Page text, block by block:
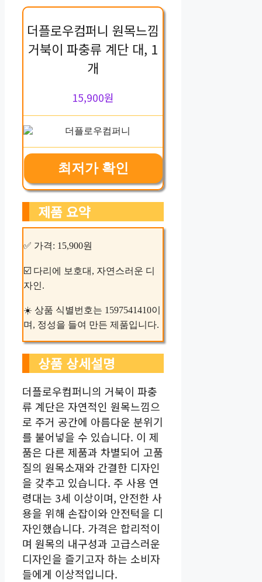
더플로우컴퍼니 원목느낌
거북이 파충류 계단 대, 1
개
15,900원
최저가 확인
제품 요약
✅ 가격: 15,900원
☑️ 다리에 보호대, 자연스러운 디
자인.
☀️ 상품 식별번호는 1597541410이
며, 정성을 들여 만든 제품입니다.
상품 상세설명
더플로우컴퍼니의 거북이 파충
류 계단은 자연적인 원목느낌으
로 주거 공간에 아름다운 분위기
를 불어넣을 수 있습니다. 이 제
품은 다른 제품과 차별되어 고품
질의 원목소재와 간결한 디자인
을 갖추고 있습니다. 주 사용 연
령대는 3세 이상이며, 안전한 사
용을 위해 손잡이와 안전턱을 디
자인했습니다. 가격은 합리적이
며 원목의 내구성과 고급스러운
디자인을 즐기고자 하는 소비자
들에게 이상적입니다.